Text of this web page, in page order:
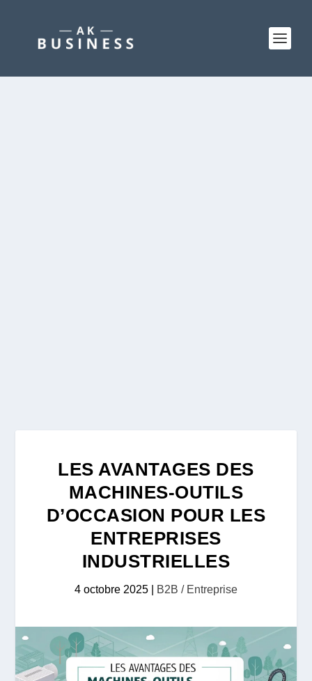
LES AVANTAGES DES
MACHINES-OUTILS
D’OCCASION POUR LES
ENTREPRISES
INDUSTRIELLES
4 octobre 2025 B2B / Entreprise